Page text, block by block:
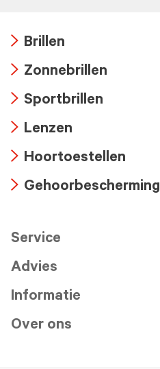
icon
Brillen
icon
Zonnebrillen
icon
Sportbrillen
icon
Lenzen
icon
Hoortoestellen
Gehoorbescherming
Service
Advies
Informatie
Over ons